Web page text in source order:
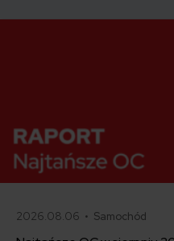
2026.08.06 • Samochód